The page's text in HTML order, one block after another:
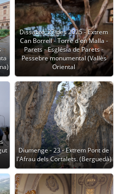
Dissabte, 27 des 2025 - Extrem
Can Borrell - Torre d'en Malla -
Parets - Església de Parets -
Pessebre monumental (Vallès
Oriental
Diumenge - 23 - Extrem Pont de
l'Afrau dels Cortalets. (Berguedà)